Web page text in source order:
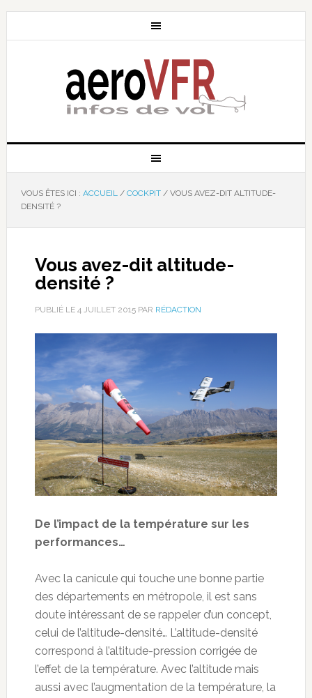
VOUS ÊTES ICI : ACCUEIL / COCKPIT /VOUS AVEZ-DIT ALTITUDE-
DENSITÉ ?
Vous avez-dit altitude-
densité ?
PUBLIÉ LE 4 JUILLET 2015PAR RÉDACTION
De l’impact de la température sur les
performances…
Avec la canicule qui touche une bonne partie
des départements en métropole, il est sans
doute intéressant de se rappeler d’un concept,
celui de l’altitude-densité… L’altitude-densité
correspond à l’altitude-pression corrigée de
l’effet de la température. Avec l’altitude mais
aussi avec l’augmentation de la température, la